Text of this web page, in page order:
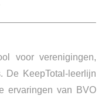
voor verenigingen,
De KeepTotal-leerlijn
ervaringen van BVO